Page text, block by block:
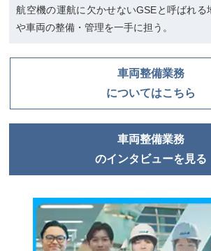
航空機の運航に欠かせないGSEと呼ばれる
や車両の整備・管理を一手に担う。
車両整備業務
についてはこちら
車両整備業務
のインタビューを見る